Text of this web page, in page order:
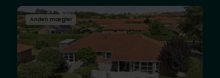
Anden mægler